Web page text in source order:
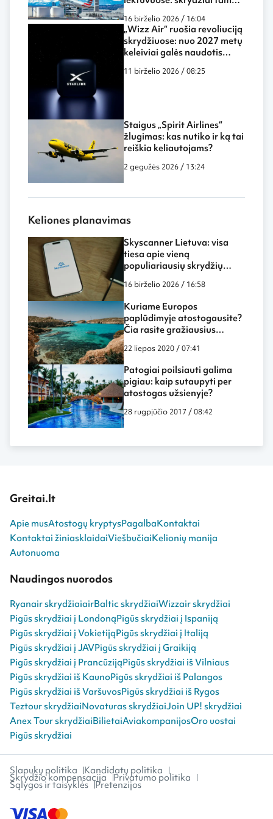
dar labiau panašūs į darbą
biure ar namuose
16 birželio 2026 / 16:04
„Wizz Air“ ruošia revoliuciją
skrydžiuose: nuo 2027 metų
keleiviai galės naudotis
11 birželio 2026 / 08:25
Staigus „Spirit Airlines“
žlugimas: kas nutiko ir ką tai
reiškia keliautojams?
2 gegužės 2026 / 13:24
Keliones planavimas
Skyscanner Lietuva: visa
tiesa apie vieną
populiariausių skrydžių
16 birželio 2026 / 16:58
Kuriame Europos
paplūdimyje atostogausite?
Čia rasite gražiausius
paplūdimius!
22 liepos 2020 / 07:41
Patogiai poilsiauti galima
pigiau: kaip sutaupyti per
atostogas užsienyje?
28 rugpjūčio 2017 / 08:42
Greitai.lt
Apie musAtostogų kryptysPagalbaKontaktai
Kontaktai žiniasklaidaiViešbučiaiKelionių manija
Autonuoma
Naudingos nuorodos
Ryanair skrydžiaiairBaltic skrydžiaiWizzair skrydžiai
Pigūs skrydžiai į LondonąPigūs skrydžiai į Ispaniją
Pigūs skrydžiai į VokietijąPigūs skrydžiai į Italiją
Pigūs skrydžiai į JAVPigūs skrydžiai į Graikiją
Pigūs skrydžiai į PrancūzijąPigūs skrydžiai iš Vilniaus
Pigūs skrydžiai iš KaunoPigūs skrydžiai iš Palangos
Pigūs skrydžiai iš VaršuvosPigūs skrydžiai iš Rygos
Teztour skrydžiaiNovaturas skrydžiaiJoin UP! skrydžiai
Anex Tour skrydžiaiBilietaiAviakompanijosOro uostai
Pigūs skrydžiai
Slapukų politika Kandidatų politika
Skrydžio kompensacija Privatumo politika
Sąlygos ir taisyklės Pretenzijos